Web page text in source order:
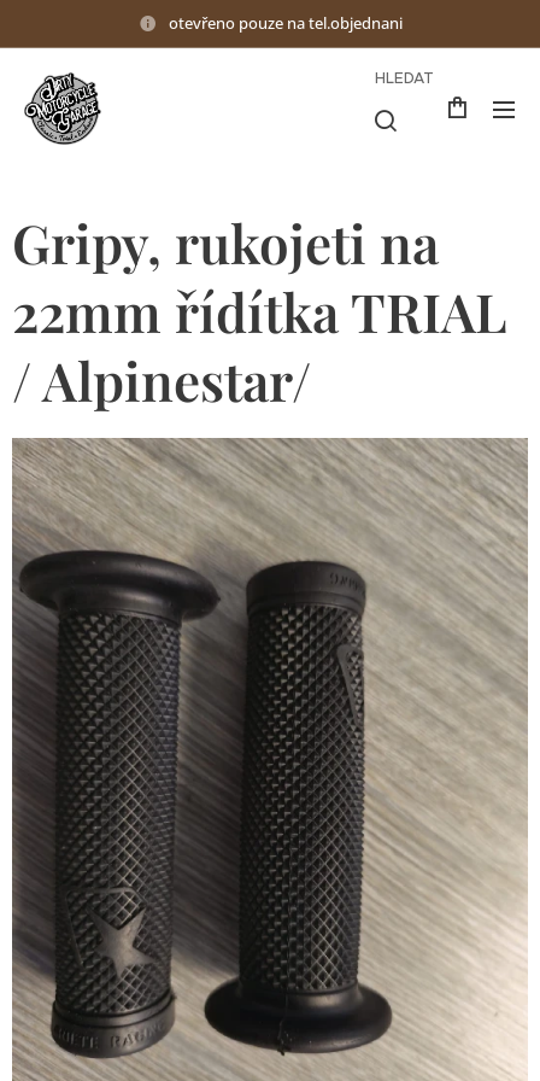
otevřeno pouze na tel.objednani
HLEDAT
Gripy, rukojeti na
22mm řídítka TRIAL
/ Alpinestar/